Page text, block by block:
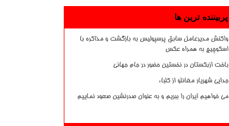
پربیننده ترین ها
واکنش مدیرعامل سابق پرسپولیس به بازگشت و مذاکره با
اسکوچیچ به همراه عکس
باخت ازبکستان در نخستین حضور در جام جهانی
جدایی شهریار مغانلو از کلباء
می خواهیم ایران را ببریم و به عنوان صدرنشین صعود نماییم